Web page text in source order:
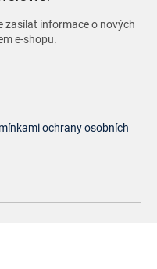
zasílat informace o nových
e-shopu.
ochrany osobních